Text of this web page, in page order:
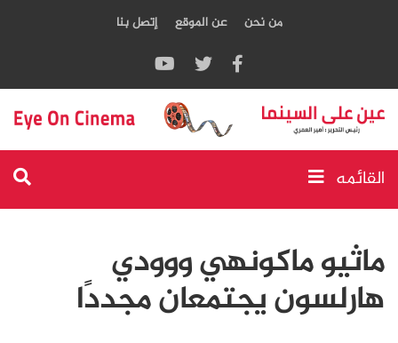
من نحن عن الموقع إتصل بنا
القائمه
ماثيو ماكونهي ووودي
هارلسون يجتمعان مجددًا